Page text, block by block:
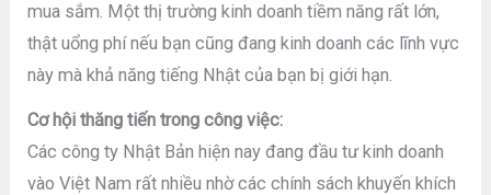
mua sắm. Một thị trường kinh doanh tiềm năng rất lớn,
thật uổng phí nếu bạn cũng đang kinh doanh các lĩnh vực
này mà khả năng tiếng Nhật của bạn bị giới hạn.
Cơ hội thăng tiến trong công việc:
Các công ty Nhật Bản hiện nay đang đầu tư kinh doanh
vào Việt Nam rất nhiều nhờ các chính sách khuyến khích